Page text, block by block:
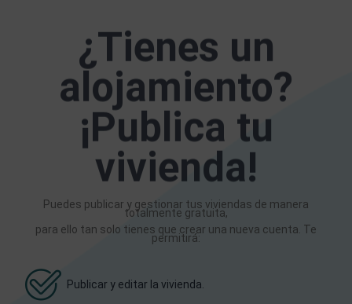
¿Tienes un
alojamiento?
¡Publica tu
vivienda!
Puedes publicar y gestionar tus viviendas de manera
totalmente gratuita,
para ello tan solo tienes que crear una nueva cuenta. Te
permitirá:
Publicar y editar la vivienda.